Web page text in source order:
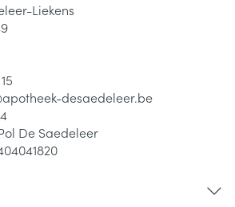
Liekens
apotheek-desaedeleer.be
De Saedeleer